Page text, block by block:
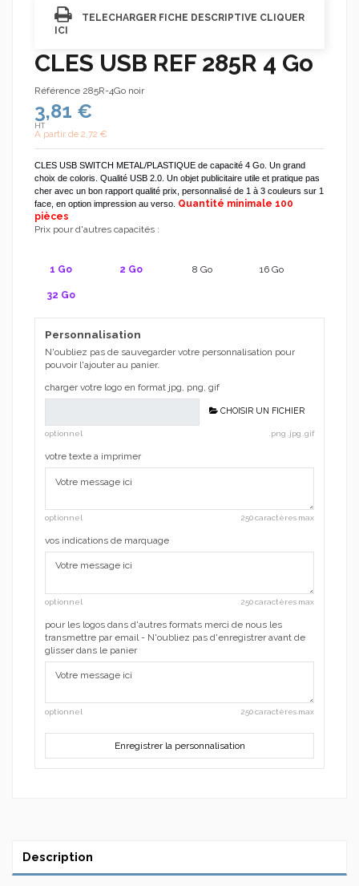
TELECHARGER FICHE DESCRIPTIVE CLIQUER
ICI
CLES USB REF 285R 4 Go
Référence 285R-4Go noir
3,81 €
HT
A partir de 2,72 €
CLES USB SWITCH METAL/PLASTIQUE de capacité 4 Go. Un grand
choix de coloris. Qualité USB 2.0. Un objet publicitaire utile et pratique pas
cher avec un bon rapport qualité prix, personnalisé de 1 à 3 couleurs sur 1
face, en option impression au verso. Quantité minimale 100
pièces
Prix pour d'autres capacités :
1 Go 2 Go 8 Go 16 Go
32 Go
Personnalisation
N'oubliez pas de sauvegarder votre personnalisation pour
pouvoir l'ajouter au panier.
charger votre logo en format jpg, png, gif
CHOISIR UN FICHIER
optionnel .png .jpg .gif
votre texte a imprimer
optionnel 250 caractères max
vos indications de marquage
optionnel 250 caractères max
pour les logos dans d'autres formats merci de nous les
transmettre par email - N'oubliez pas d'enregistrer avant de
glisser dans le panier
optionnel 250 caractères max
Enregistrer la personnalisation
Description